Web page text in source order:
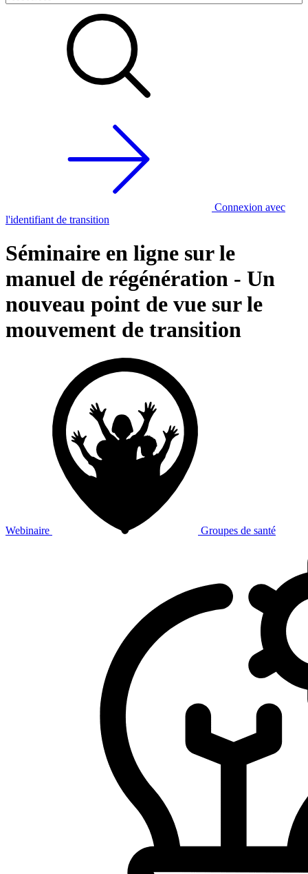
Connexion avec
l'identifiant de transition
Séminaire en ligne sur le
manuel de régénération - Un
nouveau point de vue sur le
mouvement de transition
Webinaire Groupes de santé